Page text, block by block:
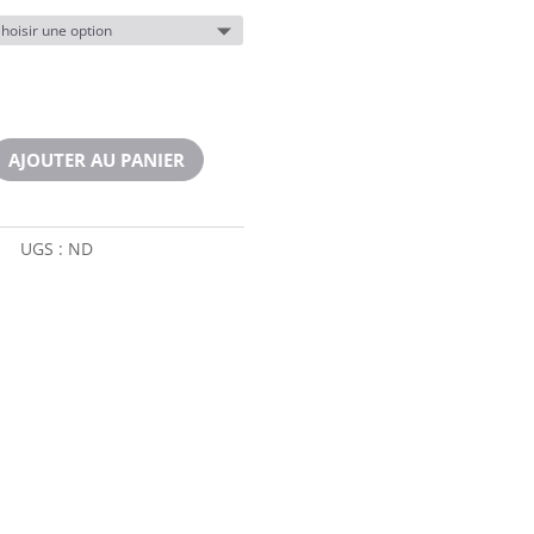
AJOUTER AU PANIER
UGS : ND